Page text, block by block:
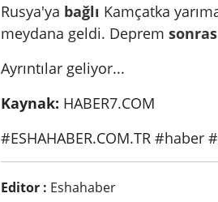
Rusya'ya bağlı Kamçatka
meydana geldi. Deprem
Ayrıntılar geliyor...
Kaynak: HABER7.COM
#ESHAHABER.COM.TR
Editor : Eshahaber